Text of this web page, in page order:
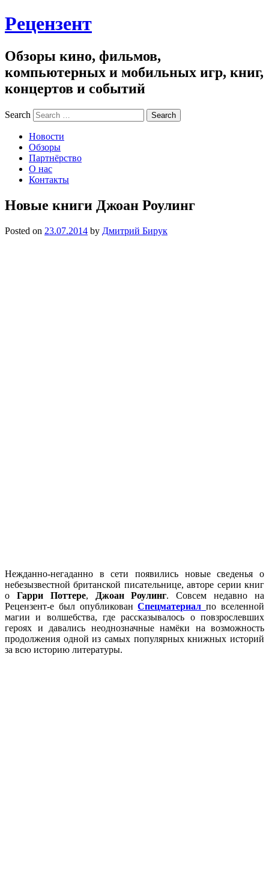
Рецензент
Обзоры кино, фильмов,
компьютерных и мобильных игр, книг,
концертов и событий
Search
Новости
Обзоры
Партнёрство
О нас
Контакты
Новые книги Джоан Роулинг
Posted on 23.07.2014 by Дмитрий Бирук
Нежданно-негаданно в сети появились новые сведенья о
небезызвестной британской писательнице, авторе серии книг
о Гарри Поттере, Джоан Роулинг. Совсем недавно на
Рецензент-е был опубликованСпецматериал по вселенной
магии и волшебства, где рассказывалось о повзрослевших
героях и давались неоднозначные намёки на возможность
продолжения одной из самых популярных книжных историй
за всю историю литературы.